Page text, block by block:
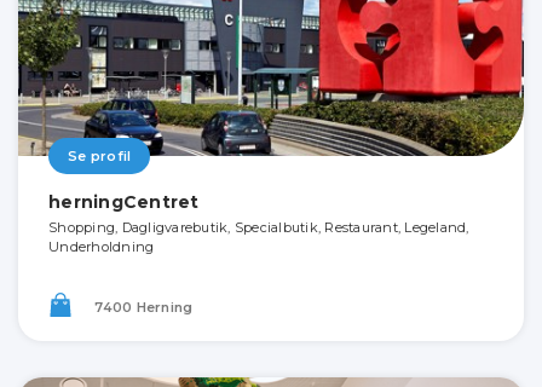
Se profil
herningCentret
Shopping, Dagligvarebutik, Specialbutik, Restaurant, Legeland,
Underholdning
7400 Herning